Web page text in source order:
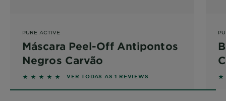
PURE ACTIVE
Máscara Peel-Off Antipontos
Negros Carvão
5 out of 5 stars based on reviews
VER TODAS AS 1 REVIEWS